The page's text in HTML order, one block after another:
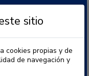
sitio
cookies propias y de
de navegación y